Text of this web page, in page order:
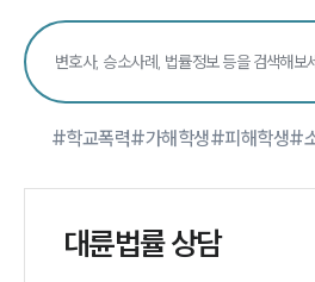
#학교폭력#가해학생#피해학생#
대륜법률 상담